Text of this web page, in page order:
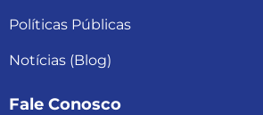
Políticas Públicas
Notícias (Blog)
Fale Conosco